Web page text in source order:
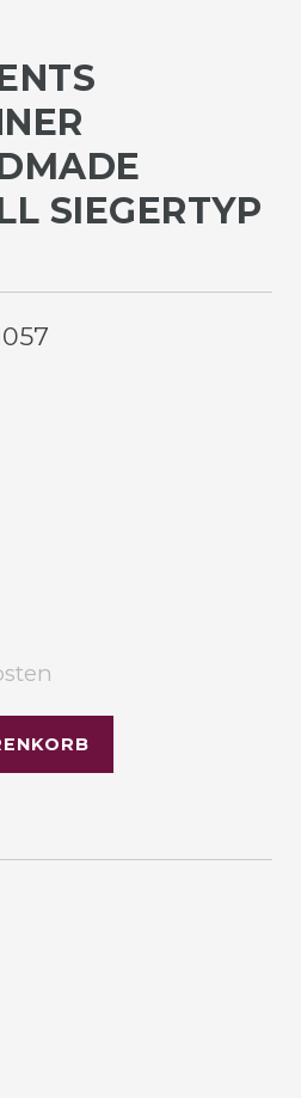
P
12